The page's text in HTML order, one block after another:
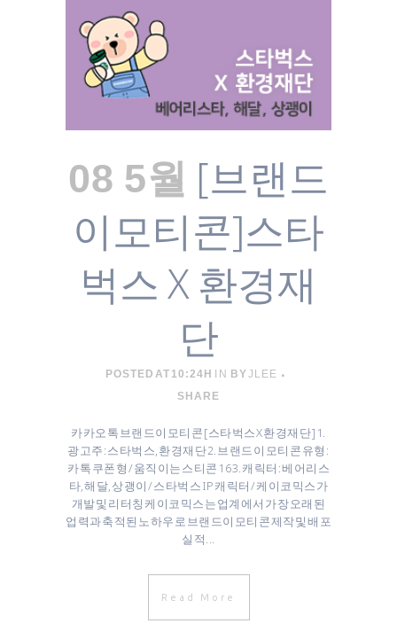
08 5월 [브랜드
이모티콘]스타
벅스 X 환경재
단
POSTED AT 10:24H IN BYJLEE
SHARE
카카오톡 브랜드이모티콘 [ 스타벅스 X 환경재단 ] 1.
광고주 : 스타벅스, 환경재단 2. 브랜드 이모티콘 유형 :
카톡 쿠폰형 / 움직이는 스티콘 16 3. 캐릭터 : 베어리스
타, 해달, 상괭이 / 스타벅스 IP 캐릭터 / 케이코믹스가
개발 및 리터칭 케이코믹스는 업계에서 가장 오래된
업력과 축적된 노하우로 브랜드이모티콘 제작 및 배포
실적...
Read More